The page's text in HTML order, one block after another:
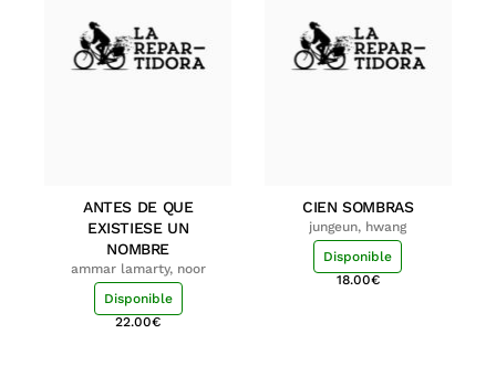
ANTES DE QUE
EXISTIESE UN
NOMBRE
ammar lamarty, noor
Disponible
22.00€
CIEN SOMBRAS
jungeun, hwang
Disponible
18.00€